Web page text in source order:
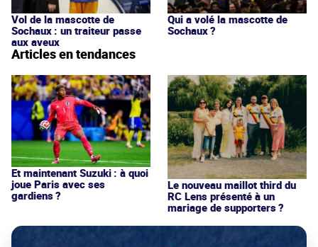
Vol de la mascotte de
Sochaux : un traiteur passe
aux aveux
Qui a volé la mascotte de
Sochaux ?
Articles en tendances
Et maintenant Suzuki : à quoi
joue Paris avec ses
gardiens ?
Le nouveau maillot third du
RC Lens présenté à un
mariage de supporters ?